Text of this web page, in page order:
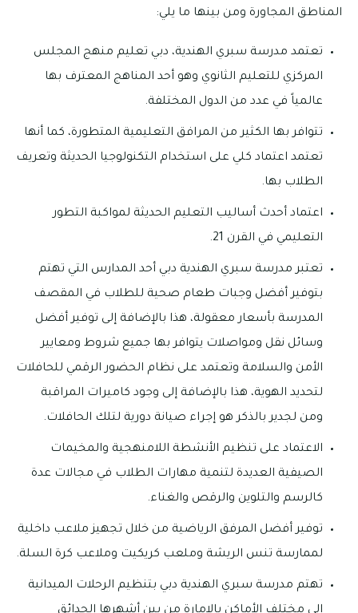
المناطق المجاورة ومن بينها ما يلي:
تعتمد مدرسة سبري الهندية، دبي تعليم منهج المجلس
المركزي للتعليم الثانوي وهو أحد المناهج المعترف بها
عالمياً في عدد من الدول المختلفة.
تتوافر بها الكثير من المرافق التعليمية المتطورة، كما أنها
تعتمد اعتماد كلي على استخدام التكنولوجيا الحديثة وتعريف
الطلاب بها.
اعتماد أحدث أساليب التعليم الحديثة لمواكبة التطور
التعليمي في القرن 21.
تعتبر مدرسة سبري الهندية دبي أحد المدارس التي تهتم
بتوفير أفضل وجبات طعام صحية للطلاب في المقصف
المدرسة بأسعار معقولة، هذا بالإضافة إلى توفير أفضل
وسائل نقل ومواصلات يتوافر بها جميع شروط ومعايير
الأمن والسلامة وتعتمد على نظام الحضور الرقمي للحافلات
لتحديد الهوية، هذا بالإضافة إلى وجود كاميرات المراقبة
ومن لجدير بالذكر هو إجراء صيانة دورية لتلك الحافلات.
الاعتماد على تنظيم الأنشطة اللامنهجية والمخيمات
الصيفية العديدة لتنمية مهارات الطلاب في مجالات عدة
كالرسم والتلوين والرقص والغناء.
توفير أفضل المرفق الرياضية من خلال تجهيز ملاعب داخلية
لممارسة تنس الريشة وملعب كريكيت وملاعب كرة السلة.
تهتم مدرسة سبري الهندية دبي بتنظيم الرحلات الميدانية
إلى مختلف الأماكن بالإمارة من بين أشهرها الحدائق